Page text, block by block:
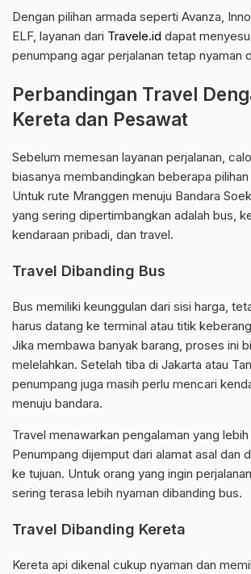
Dengan pilihan armada seperti Avanza,
ELF, layanan dari Travele.id dapat
penumpang agar perjalanan tetap nyaman
Perbandingan Travel
Kereta dan Pesawat
Sebelum memesan layanan perjalanan,
biasanya membandingkan beberapa
Untuk rute Mranggen menuju Bandara
yang sering dipertimbangkan adalah bus,
kendaraan pribadi, dan travel.
Travel Dibanding Bus
Bus memiliki keunggulan dari sisi harga,
harus datang ke terminal atau titik
Jika membawa banyak barang, proses ini
melelahkan. Setelah tiba di Jakarta atau
penumpang juga masih perlu mencari
menuju bandara.
Travel menawarkan pengalaman yang
Penumpang dijemput dari alamat asal dan
ke tujuan. Untuk orang yang ingin
sering terasa lebih nyaman dibanding bus.
Travel Dibanding Kereta
Kereta api dikenal cukup nyaman dan